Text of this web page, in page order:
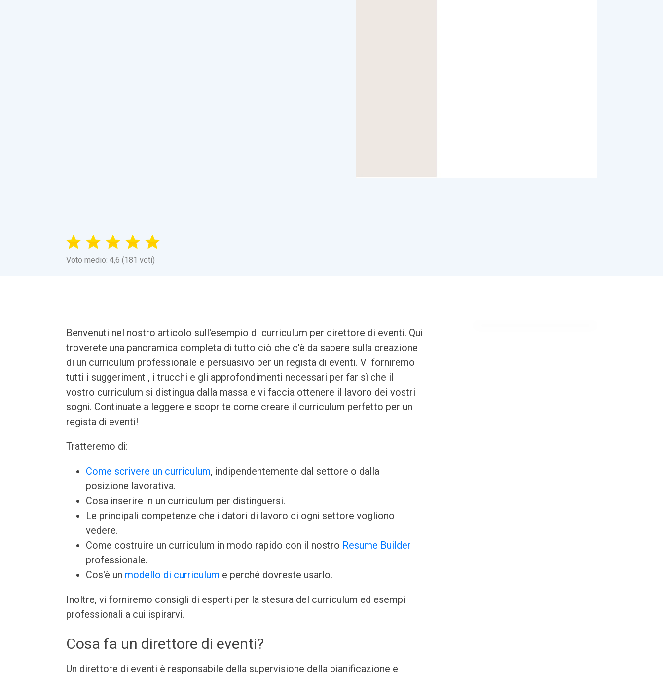
Voto medio: 4,6 (181 voti)
Benvenuti nel nostro articolo sull'esempio di curriculum per direttore di eventi. Qui
troverete una panoramica completa di tutto ciò che c'è da sapere sulla creazione
di un curriculum professionale e persuasivo per un regista di eventi. Vi forniremo
tutti i suggerimenti, i trucchi e gli approfondimenti necessari per far sì che il
vostro curriculum si distingua dalla massa e vi faccia ottenere il lavoro dei vostri
sogni. Continuate a leggere e scoprite come creare il curriculum perfetto per un
regista di eventi!
Tratteremo di:
Come scrivere un curriculum, indipendentemente dal settore o dalla
posizione lavorativa.
Cosa inserire in un curriculum per distinguersi.
Le principali competenze che i datori di lavoro di ogni settore vogliono
vedere.
Come costruire un curriculum in modo rapido con il nostro Resume Builder
professionale.
Cos'è un modello di curriculum e perché dovreste usarlo.
Inoltre, vi forniremo consigli di esperti per la stesura del curriculum ed esempi
professionali a cui ispirarvi.
Cosa fa un direttore di eventi?
Un direttore di eventi è responsabile della supervisione della pianificazione e